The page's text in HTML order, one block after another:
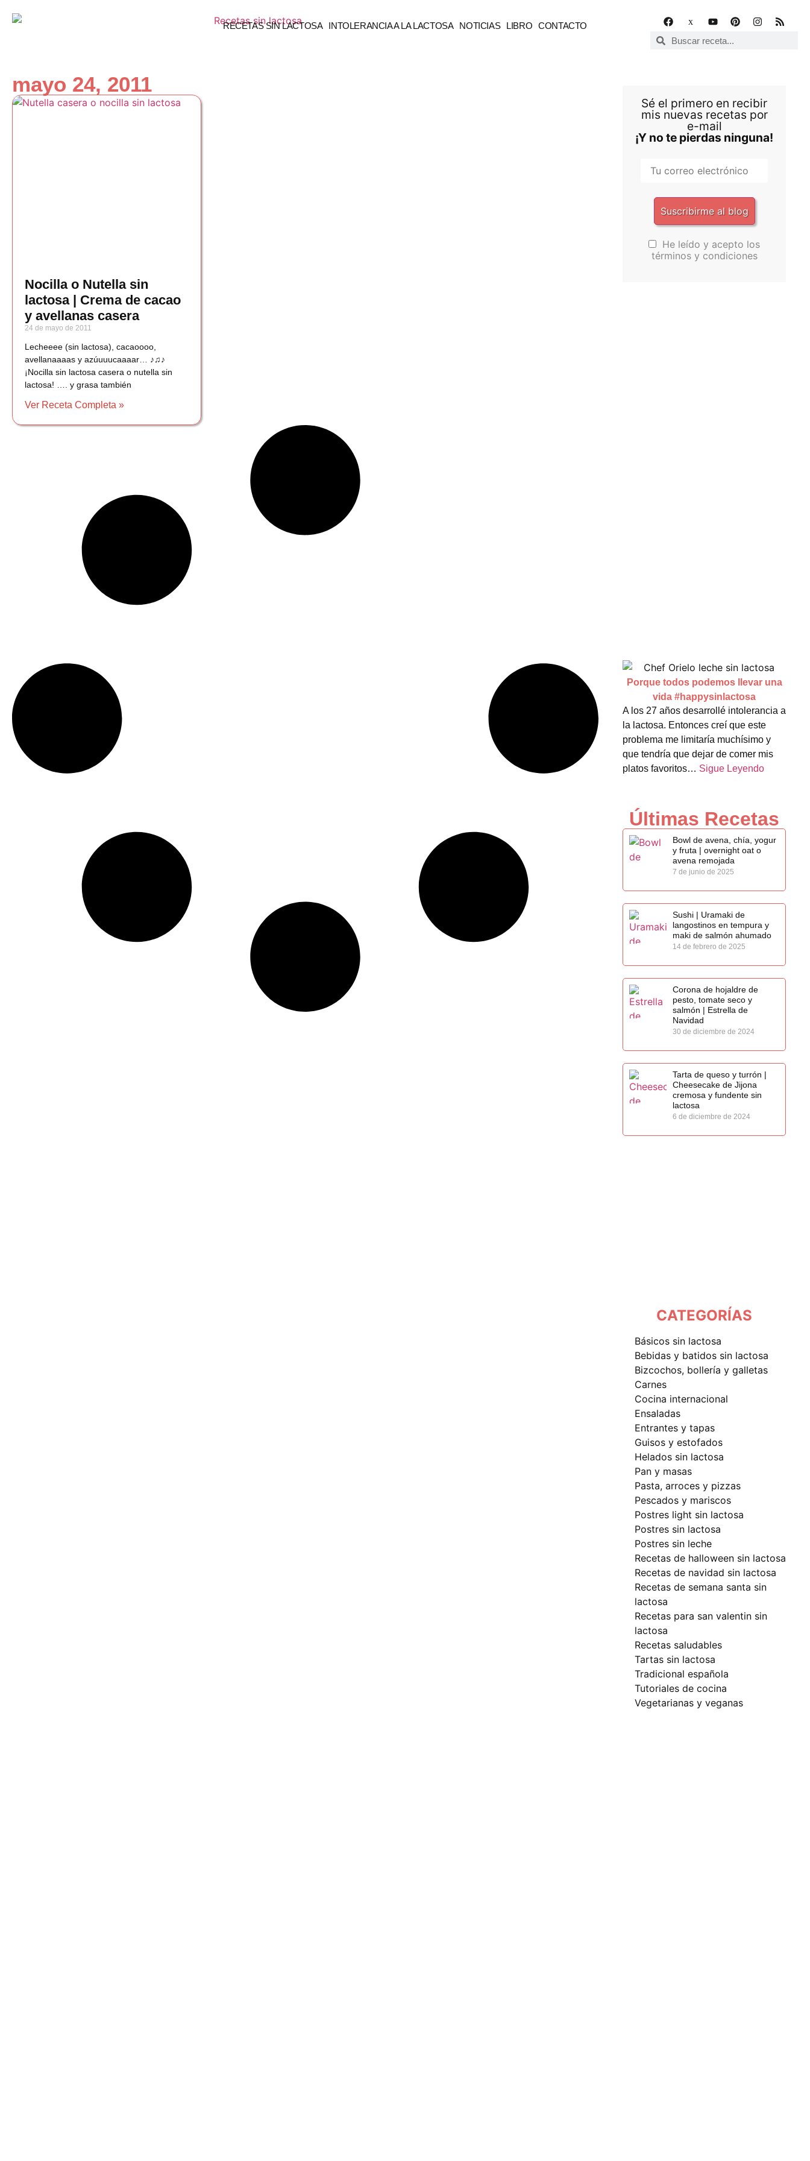
RECETAS SIN LACTOSA INTOLERANCIA A LA LACTOSA NOTICIAS LIBRO CONTACTO
mayo 24, 2011
Nocilla o Nutella sin
lactosa | Crema de cacao
y avellanas casera
24 de mayo de 2011
Lecheeee (sin lactosa), cacaoooo,
avellanaaaas y azúuuucaaaar… ♪♫♪
¡Nocilla sin lactosa casera o nutella sin
lactosa! …. y grasa también
Ver Receta Completa »
Sé el primero en recibir
mis nuevas recetas por
e-mail
¡Y no te pierdas ninguna!
He leído y acepto los
términos y condiciones
Porque todos podemos llevar una
vida #happysinlactosa
A los 27 años desarrollé intolerancia a
la lactosa. Entonces creí que este
problema me limitaría muchísimo y
que tendría que dejar de comer mis
platos favoritos… Sigue Leyendo
Últimas Recetas
Bowl de avena, chía, yogur
y fruta | overnight oat o
avena remojada
7 de junio de 2025
Sushi | Uramaki de
langostinos en tempura y
maki de salmón ahumado
14 de febrero de 2025
Corona de hojaldre de
pesto, tomate seco y
salmón | Estrella de
Navidad
30 de diciembre de 2024
Tarta de queso y turrón |
Cheesecake de Jijona
cremosa y fundente sin
lactosa
6 de diciembre de 2024
CATEGORÍAS
básicos sin lactosa
bebidas y batidos sin lactosa
bizcochos, bollería y galletas
carnes
cocina internacional
ensaladas
entrantes y tapas
guisos y estofados
helados sin lactosa
pan y masas
pasta, arroces y pizzas
pescados y mariscos
postres light sin lactosa
postres sin lactosa
postres sin leche
recetas de halloween sin lactosa
recetas de navidad sin lactosa
recetas de semana santa sin
lactosa
recetas para san valentin sin
lactosa
recetas saludables
tartas sin lactosa
tradicional española
tutoriales de cocina
vegetarianas y veganas